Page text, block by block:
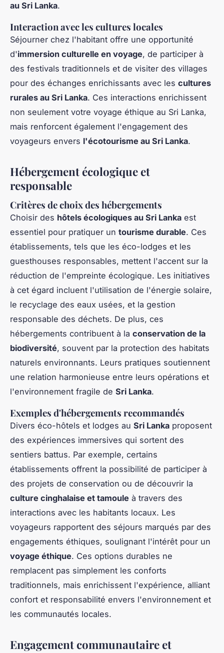
au Sri Lanka.
Interaction avec les cultures locales
Séjourner chez l'habitant offre une opportunité
d'immersion culturelle en voyage, de participer à
des festivals traditionnels et de visiter des villages
pour des échanges enrichissants avec les cultures
rurales au Sri Lanka. Ces interactions enrichissent
non seulement votre voyage éthique au Sri Lanka,
mais renforcent également l'engagement des
voyageurs envers l'écotourisme au Sri Lanka.
Hébergement écologique et
responsable
Critères de choix des hébergements
Choisir des hôtels écologiques au Sri Lanka est
essentiel pour pratiquer un tourisme durable. Ces
établissements, tels que les éco-lodges et les
guesthouses responsables, mettent l'accent sur la
réduction de l'empreinte écologique. Les initiatives
à cet égard incluent l'utilisation de l'énergie solaire,
le recyclage des eaux usées, et la gestion
responsable des déchets. De plus, ces
hébergements contribuent à la conservation de la
biodiversité, souvent par la protection des habitats
naturels environnants. Leurs pratiques soutiennent
une relation harmonieuse entre leurs opérations et
l'environnement fragile de Sri Lanka.
Exemples d'hébergements recommandés
Divers éco-hôtels et lodges au Sri Lanka proposent
des expériences immersives qui sortent des
sentiers battus. Par exemple, certains
établissements offrent la possibilité de participer à
des projets de conservation ou de découvrir la
culture cinghalaise et tamoule à travers des
interactions avec les habitants locaux. Les
voyageurs rapportent des séjours marqués par des
engagements éthiques, soulignant l'intérêt pour un
voyage éthique. Ces options durables ne
remplacent pas simplement les conforts
traditionnels, mais enrichissent l'expérience, alliant
confort et responsabilité envers l'environnement et
les communautés locales.
Engagement communautaire et